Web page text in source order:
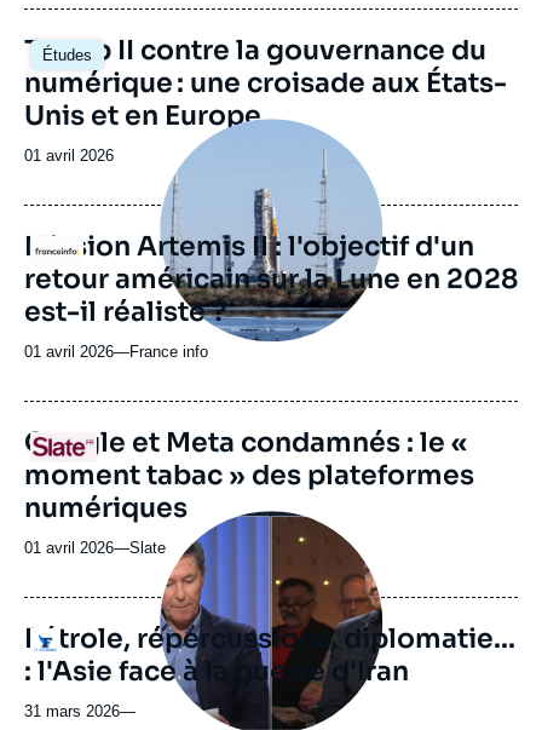
journal,
ou
émission
Études
Image
principale
Trump II contre la gouvernance du
numérique : une croisade aux États-
Unis et en Europe
Date
publication
01 avril 2026
Logo
Image
principale
médiatique
Mission Artemis II : l'objectif d'un
retour américain sur la Lune en 2028
est-il réaliste ?
01 avril 2026—Nom
journal,
ou
émission
France info
Logo
URL
de
Spotify
Google et Meta condamnés : le «
moment tabac » des plateformes
numériques
01 avril 2026—Nom
journal,
revue
ou
émission
Slate
Logo
Image
principale
médiatique
Pétrole, répercussions, diplomatie...
: l'Asie face à la guerre d'Iran
31 mars 2026—